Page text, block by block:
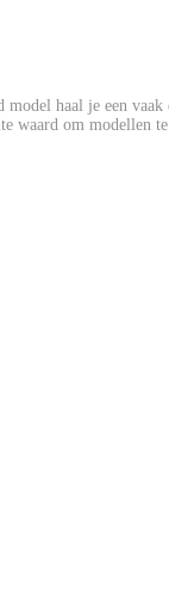
haal je een
waard om modellen